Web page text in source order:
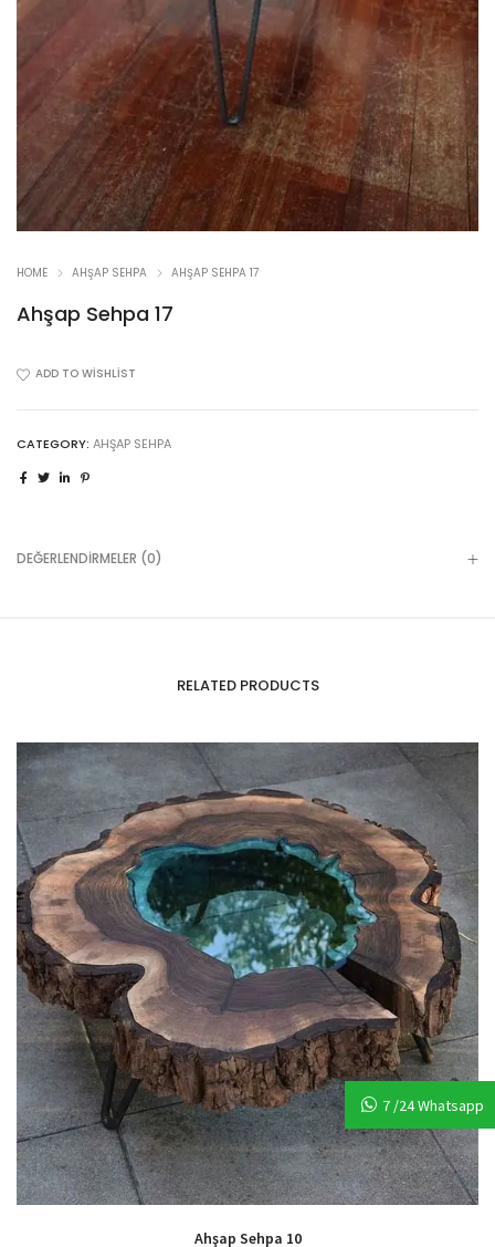
HOME AHŞAP SEHPA AHŞAP SEHPA 17
Ahşap Sehpa 17
ADD TO WISHLIST
CATEGORY: AHŞAP SEHPA
DEĞERLENDIRMELER (0)
RELATED PRODUCTS
Ahşap Sehpa 10
7 /24 Whatsapp